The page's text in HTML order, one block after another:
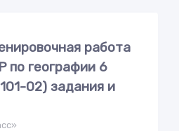
работа
по географии 6
02) задания и